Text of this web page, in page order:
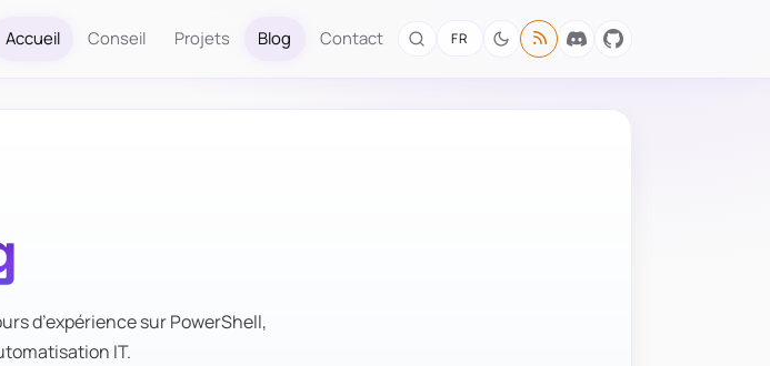
Accueil Conseil Projets Blog Contact FR
d’expérience sur PowerShell,
IT.